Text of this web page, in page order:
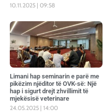
10.11.2025 09:58
Limani hap seminarin e parë me
pikëzim njëditor të OVK-së: Një
hap i sigurt drejt zhvillimit të
mjekësisë veterinare
24.05.2025 14:00